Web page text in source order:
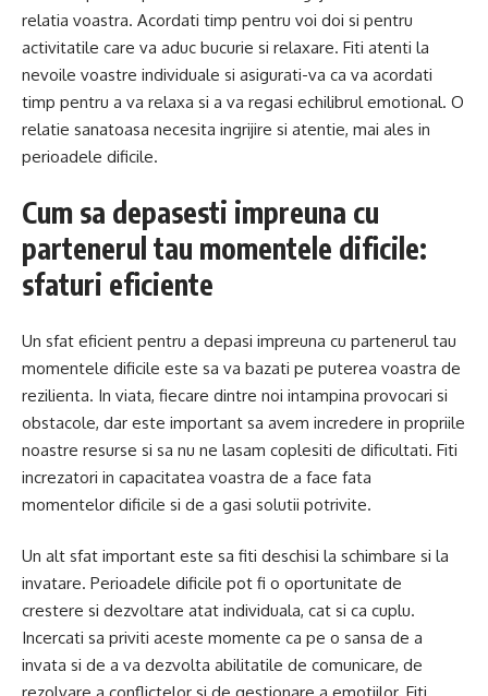
relatia voastra. Acordati timp pentru voi doi si pentru
activitatile care va aduc bucurie si relaxare. Fiti atenti la
nevoile voastre individuale si asigurati-va ca va acordati
timp pentru a va relaxa si a va regasi echilibrul emotional. O
relatie sanatoasa necesita ingrijire si atentie, mai ales in
perioadele dificile.
Cum sa depasesti impreuna cu
partenerul tau momentele dificile:
sfaturi eficiente
Un sfat eficient pentru a depasi impreuna cu partenerul tau
momentele dificile este sa va bazati pe puterea voastra de
rezilienta. In viata, fiecare dintre noi intampina provocari si
obstacole, dar este important sa avem incredere in propriile
noastre resurse si sa nu ne lasam coplesiti de dificultati. Fiti
increzatori in capacitatea voastra de a face fata
momentelor dificile si de a gasi solutii potrivite.
Un alt sfat important este sa fiti deschisi la schimbare si la
invatare. Perioadele dificile pot fi o oportunitate de
crestere si dezvoltare atat individuala, cat si ca cuplu.
Incercati sa priviti aceste momente ca pe o sansa de a
invata si de a va dezvolta abilitatile de comunicare, de